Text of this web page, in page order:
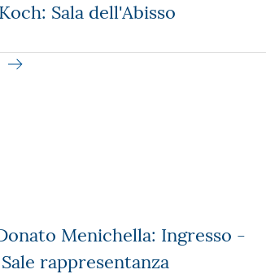
Sala dell'Abisso
Menichella: Ingresso -
rappresentanza